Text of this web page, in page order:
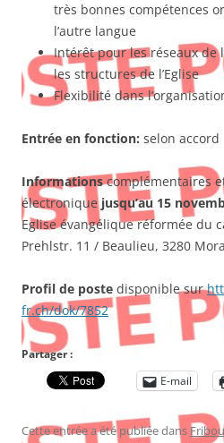
très bonnes compétences
l’autre langue
Intérêt pour les réseaux de
les structures de l’Eglise
Flexibilité dans
Entrée en fonction: selon accord
Informationscomplémentaires
électroniquejusqu’au 15
Eglise évangélique réformée du
Prehlstr. 11 / Beaulieu, 3280
Profil de poste disponible sur
fr.ch/dok/7852
Partager :
E-mail
Cette entrée a été publiée dans